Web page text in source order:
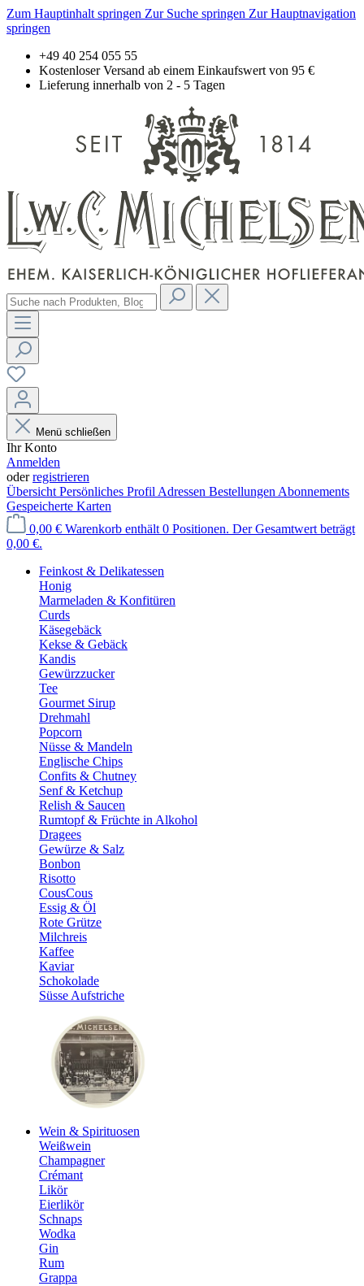
Zum Hauptinhalt springen Zur Suche springen Zur Hauptnavigation
springen
+49 40 254 055 55
Kostenloser Versand ab einem Einkaufswert von 95 €
Lieferung innerhalb von 2 - 5 Tagen
Menü schließen
Ihr Konto
Anmelden
oderregistrieren
Übersicht Persönliches Profil Adressen Bestellungen Abonnements
Gespeicherte Karten
0,00 € Warenkorb enthält 0 Positionen. Der Gesamtwert beträgt
0,00 €.
Feinkost & Delikatessen
Honig
Marmeladen & Konfitüren
Curds
Käsegebäck
Kekse & Gebäck
Kandis
Gewürzzucker
Tee
Gourmet Sirup
Drehmahl
Popcorn
Nüsse & Mandeln
Englische Chips
Confits & Chutney
Senf & Ketchup
Relish & Saucen
Rumtopf & Früchte in Alkohol
Dragees
Gewürze & Salz
Bonbon
Risotto
CousCous
Essig & Öl
Rote Grütze
Milchreis
Kaffee
Kaviar
Schokolade
Süsse Aufstriche
Wein & Spirituosen
Weißwein
Champagner
Crémant
Likör
Eierlikör
Schnaps
Wodka
Gin
Rum
Grappa